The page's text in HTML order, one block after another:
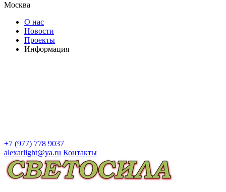
Москва
О нас
Новости
Проекты
Информация
+7 (977) 778 9037
alexarlight@ya.ru Контакты